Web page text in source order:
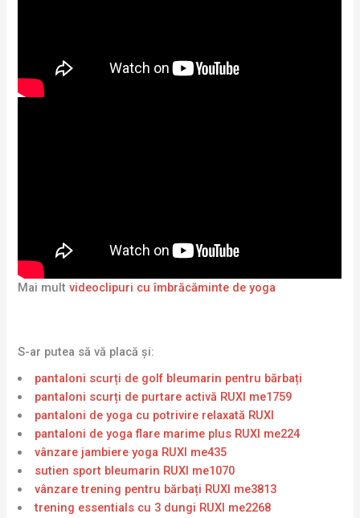
Mai multvideoclipuri cu îmbrăcăminte de yoga
S-ar putea să vă placă și:
pantaloni scurți de golf bleumarin pentru bărbați
pantaloni scurți de purtare activă RUXI me1759
pantaloni de yoga cu potrivire relaxată RUXI
pantaloni de yoga flare marime plus RUXI me224
vânzare jambiere yoga RUXI me435
sutien sport bleumarin RUXI me1070
vânzare trening pentru bărbați RUXI me3813
trening essentials cu 3 dungi RUXI me2268